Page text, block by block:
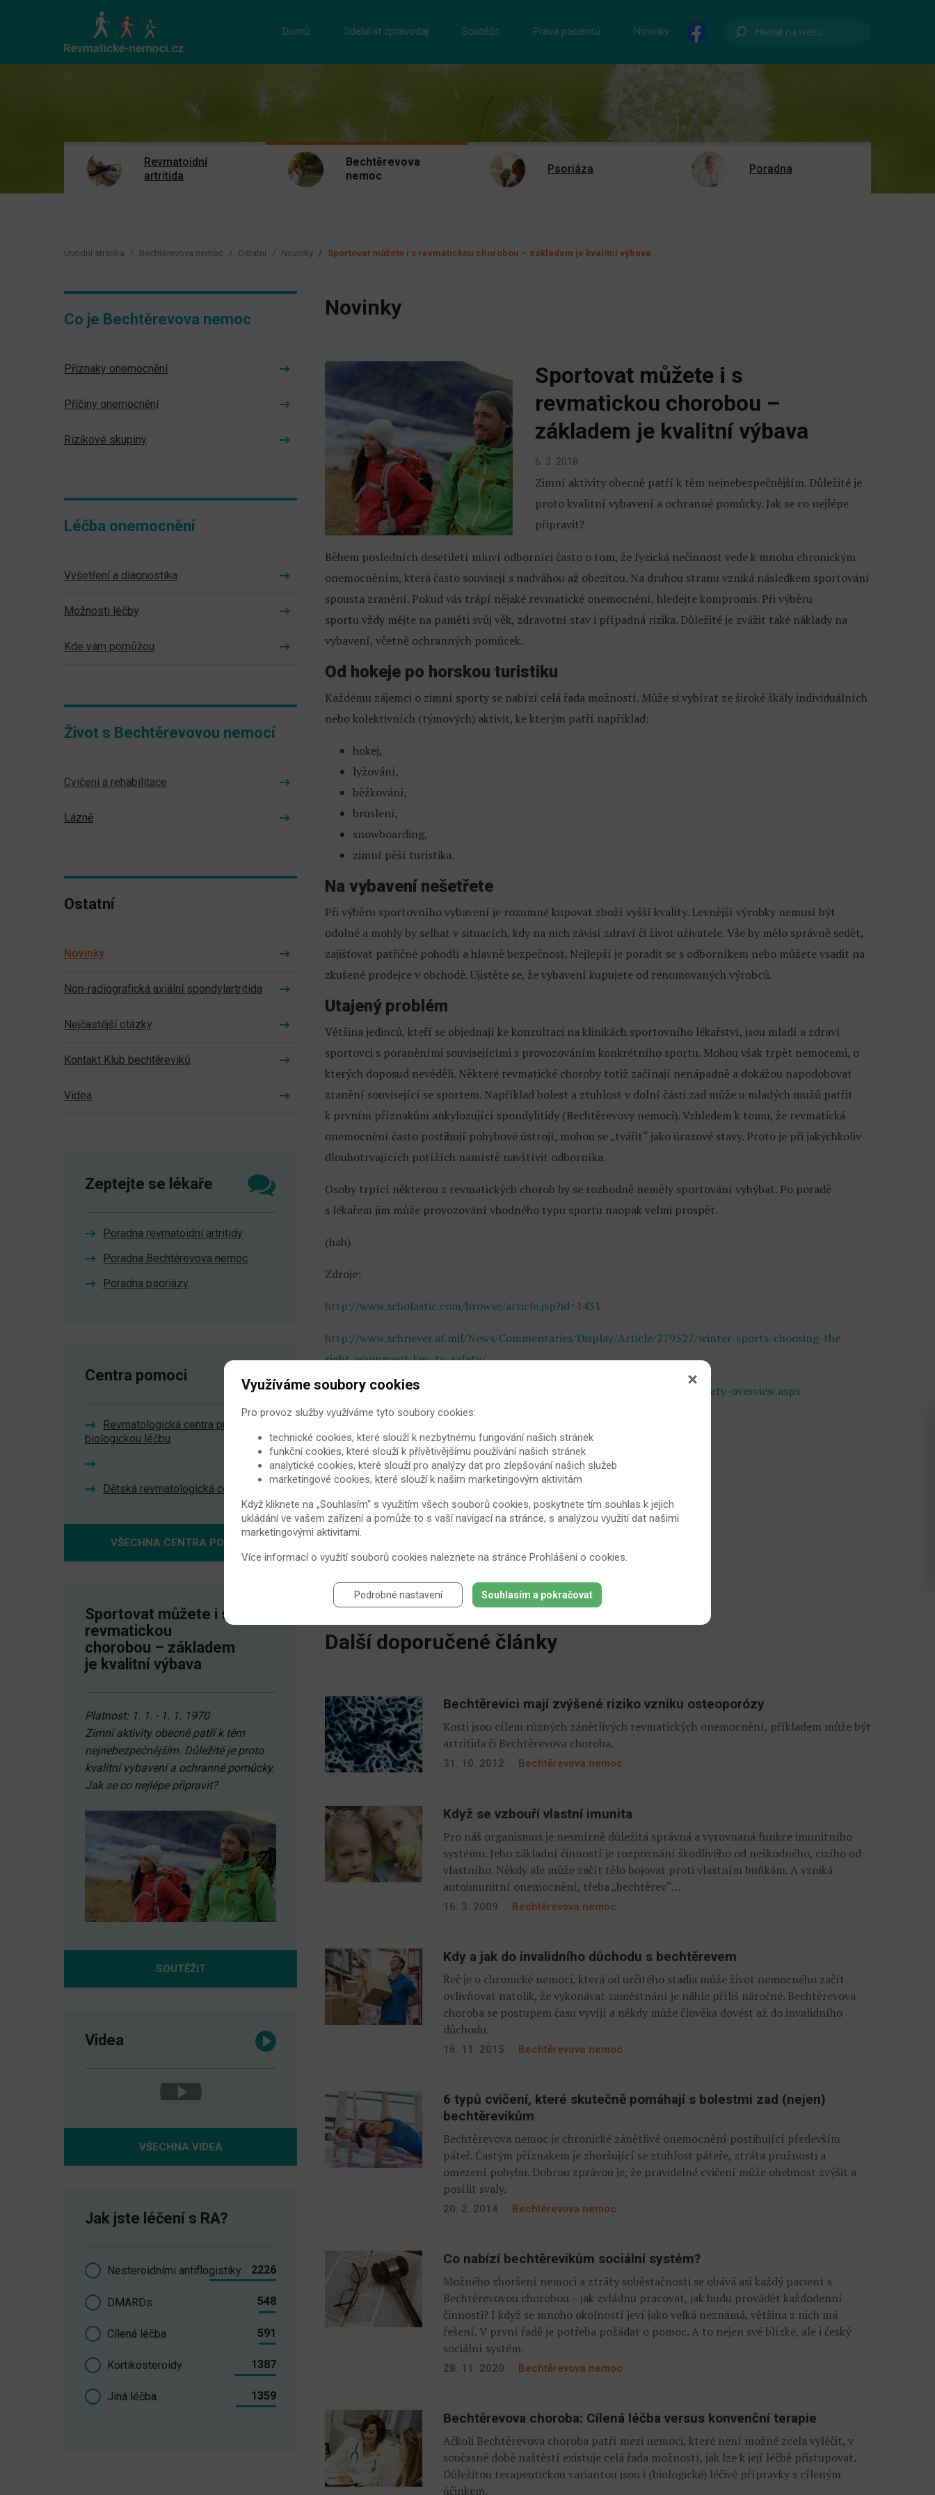
Domů Odebírat zpravodaj Soutěžit Práva pacientů Novinky
Revmatoidní
artritida
Bechtěrevova
nemoc
Psoriáza Poradna
Úvodní stránka Bechtěrevova nemoc Ostatní Novinky Sportovat můžete i s revmatickou chorobou – základem je kvalitní výbava
Novinky
Sportovat můžete i s
revmatickou chorobou –
základem je kvalitní výbava
6. 3. 2018
Zimní aktivity obecně patří k těm nejnebezpečnějším. Důležité je
proto kvalitní vybavení a ochranné pomůcky. Jak se co nejlépe
připravit?
Během posledních desetiletí mluví odborníci často o tom, že fyzická nečinnost vede k mnoha chronickým
onemocněním, která často souvisejí s nadváhou až obezitou. Na druhou stranu vzniká následkem sportování
spousta zranění. Pokud vás trápí nějaké revmatické onemocnění, hledejte kompromis. Při výběru
sportu vždy mějte na paměti svůj věk, zdravotní stav i případná rizika. Důležité je zvážit také náklady na
vybavení, včetně ochranných pomůcek.
Od hokeje po horskou turistiku
Každému zájemci o zimní sporty se nabízí celá řada možností. Může si vybírat ze široké škály individuálních
nebo kolektivních (týmových) aktivit, ke kterým patří například:
hokej,
lyžování,
běžkování,
bruslení,
snowboarding,
zimní pěší turistika.
Na vybavení nešetřete
Při výběru sportovního vybavení je rozumné kupovat zboží vyšší kvality. Levnější výrobky nemusí být
odolné a mohly by selhat v situacích, kdy na nich závisí zdraví či život uživatele. Vše by mělo správně sedět,
zajišťovat patřičné pohodlí a hlavně bezpečnost. Nejlepší je poradit se s odborníkem nebo můžete vsadit na
zkušené prodejce v obchodě. Ujistěte se, že vybavení kupujete od renomovaných výrobců.
Utajený problém
Většina jedinců, kteří se objednají ke konzultaci na klinikách sportovního lékařství, jsou mladí a zdraví
sportovci s poraněními souvisejícími s provozováním konkrétního sportu. Mohou však trpět nemocemi, o
kterých doposud nevěděli. Některé revmatické choroby totiž začínají nenápadně a dokážou napodobovat
zranění související se sportem. Například bolest a ztuhlost v dolní části zad může u mladých mužů patřit
k prvním příznakům ankylozující spondylitidy (Bechtěrevovy nemoci). Vzhledem k tomu, že revmatická
onemocnění často postihují pohybové ústrojí, mohou se „tvářit“ jako úrazové stavy. Proto je při jakýchkoliv
dlouhotrvajících potížích namístě navštívit odborníka.
Osoby trpící některou z revmatických chorob by se rozhodně neměly sportování vyhýbat. Po poradě
s lékařem jim může provozování vhodného typu sportu naopak velmi prospět.
(hah)
Zdroje:
http://www.scholastic.com/browse/article.jsp?id=1431
http://www.schriever.af.mil/News/Commentaries/Display/Article/279527/winter-sports-choosing-the-
right-equipment-key-to-safety/
https://myhealth.alberta.ca/Alberta/Pages/winter-sport-and-recreation-safety-overview.aspx
https://www.nature.com/articles/nrrheum.2017.75
https://www.ncbi.nlm.nih.gov/pubmed/18937522
Hodnocení článku: (210 hodnocení - 3,1 z 5)
Další doporučené články
Bechtěrevici mají zvýšené riziko vzniku osteoporózy
Kosti jsou cílem různých zánětlivých revmatických onemocnění, příkladem může být
artritida či Bechtěrevova choroba.
31. 10. 2012 Bechtěrevova nemoc
Když se vzbouří vlastní imunita
Pro náš organismus je nesmírně důležitá správná a vyrovnaná funkce imunitního
systému. Jeho základní činností je rozpoznání škodlivého od neškodného, cizího od
vlastního. Někdy ale může začít tělo bojovat proti vlastním buňkám. A vzniká
autoimunitní onemocnění, třeba „bechtěrev“…
16. 3. 2009 Bechtěrevova nemoc
Kdy a jak do invalidního důchodu s bechtěrevem
Řeč je o chronické nemoci, která od určitého stadia může život nemocného začít
ovlivňovat natolik, že vykonávat zaměstnání je náhle příliš náročné. Bechtěrevova
choroba se postupem času vyvíjí a někdy může člověka dovést až do invalidního
důchodu.
16. 11. 2015 Bechtěrevova nemoc
6 typů cvičení, které skutečně pomáhají s bolestmi zad (nejen)
bechtěrevikům
Bechtěrevova nemoc je chronické zánětlivé onemocnění postihující především
páteř. Častým příznakem je zhoršující se ztuhlost páteře, ztráta pružnosti a
omezení pohybu. Dobrou zprávou je, že pravidelné cvičení může ohebnost zvýšit a
posílit svaly.
20. 2. 2014 Bechtěrevova nemoc
Co nabízí bechtěrevikům sociální systém?
Možného zhoršení nemoci a ztráty soběstačnosti se obává asi každý pacient s
Bechtěrevovou chorobou – jak zvládnu pracovat, jak budu provádět každodenní
činnosti? I když se mnoho okolností jeví jako velká neznámá, většina z nich má
řešení. V první řadě je potřeba požádat o pomoc. A to nejen své blízké, ale i český
sociální systém.
28. 11. 2020 Bechtěrevova nemoc
Bechtěrevova choroba: Cílená léčba versus konvenční terapie
Ačkoli Bechtěrevova choroba patří mezi nemoci, které není možné zcela vyléčit, v
současné době naštěstí existuje celá řada možností, jak lze k její léčbě přistupovat.
Důležitou terapeutickou variantou jsou i (biologické) léčivé přípravky s cíleným
účinkem.
Co je Bechtěrevova nemoc
Příznaky onemocnění
Příčiny onemocnění
Rizikové skupiny
Léčba onemocnění
Vyšetření a diagnostika
Možnosti léčby
Kde vám pomůžou
Život s Bechtěrevovou nemocí
Cvičení a rehabilitace
Lázně
Ostatní
Novinky
Non-radiografická axiální spondylartritida
Nejčastější otázky
Kontakt Klub bechtěreviků
Videa
Zeptejte se lékaře
Poradna revmatoidní artritidy
Poradna Bechtěrevova nemoc
Poradna psoriázy
Centra pomoci
Revmatologická centra pro
biologickou léčbu
Dětská revmatologická centra
VŠECHNA CENTRA POMOCI
Sportovat můžete i s
revmatickou
chorobou – základem
je kvalitní výbava
Platnost: 1. 1. - 1. 1. 1970
Zimní aktivity obecně patří k těm
nejnebezpečnějším. Důležité je proto
kvalitní vybavení a ochranné pomůcky.
Jak se co nejlépe připravit?
SOUTĚŽIT
Videa
VŠECHNA VIDEA
Jak jste léčení s RA?
Nesteroidními antiflogistiky 2226
DMARDs 548
Cílená léčba 591
Kortikosteroidy 1387
Jiná léčba 1359
Využíváme soubory cookies
Pro provoz služby využíváme tyto soubory cookies:
technické cookies, které slouží k nezbytnému fungování našich stránek
funkční cookies, které slouží k přívětivějšímu používání našich stránek
analytické cookies, které slouží pro analýzy dat pro zlepšování našich služeb
marketingové cookies, které slouží k našim marketingovým aktivitám
Když kliknete na „Souhlasím“ s využitím všech souborů cookies, poskytnete tím souhlas k jejich
ukládání ve vašem zařízení a pomůže to s vaší navigací na stránce, s analýzou využití dat našimi
marketingovými aktivitami.
Více informací o využití souborů cookies naleznete na stránce Prohlášení o cookies.
Podrobné nastavení Souhlasím a pokračovat